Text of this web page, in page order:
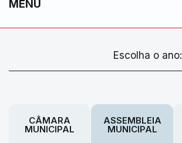
MENU
Escolha o ano:
CÂMARA
MUNICIPAL
ASSEMBLEIA
MUNICIPAL